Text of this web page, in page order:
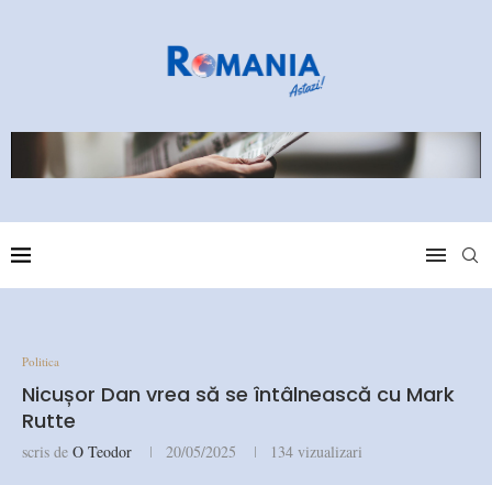
Politica
Nicușor Dan vrea să se întâlnească cu Mark
Rutte
scris de O Teodor 20/05/2025 134 vizualizari